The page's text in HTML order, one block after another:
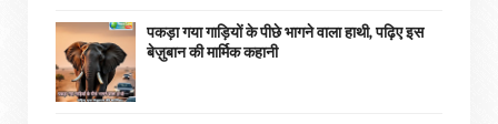
पकड़ा गया गाड़ियों के पीछे भागने वाला हाथी, पढ़िए इस
बेज़ुबान की मार्मिक कहानी